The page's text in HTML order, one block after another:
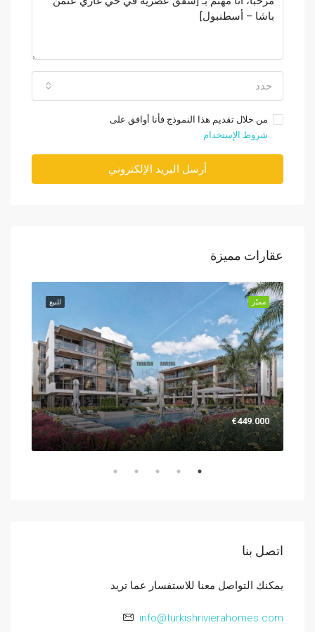
حدد
من خلال تقديم هذا النموذج فأنا أوافق على
شروط الإستخدام
أرسل البريد الإلكتروني
عقارات مميزة
للبيع مميّز
€449.000
اتصل بنا
يمكنك التواصل معنا للاستفسار عما تريد
info@turkishrivierahomes.com